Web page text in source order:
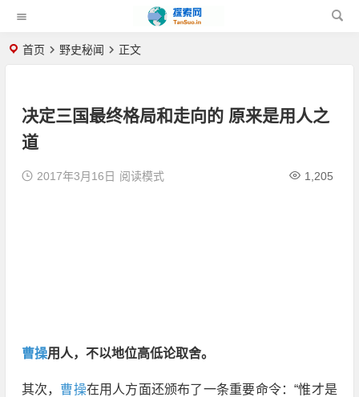
首页 野史秘闻 正文
决定三国最终格局和走向的 原来是用人之
道
2017年3月16日 1,205
阅读模式
曹操用人，不以地位高低论取舍。
其次， 曹操在用人方面还颁布了一条重要命令：“惟才是